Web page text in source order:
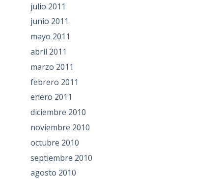
julio 2011
junio 2011
mayo 2011
abril 2011
marzo 2011
febrero 2011
enero 2011
diciembre 2010
noviembre 2010
octubre 2010
septiembre 2010
agosto 2010